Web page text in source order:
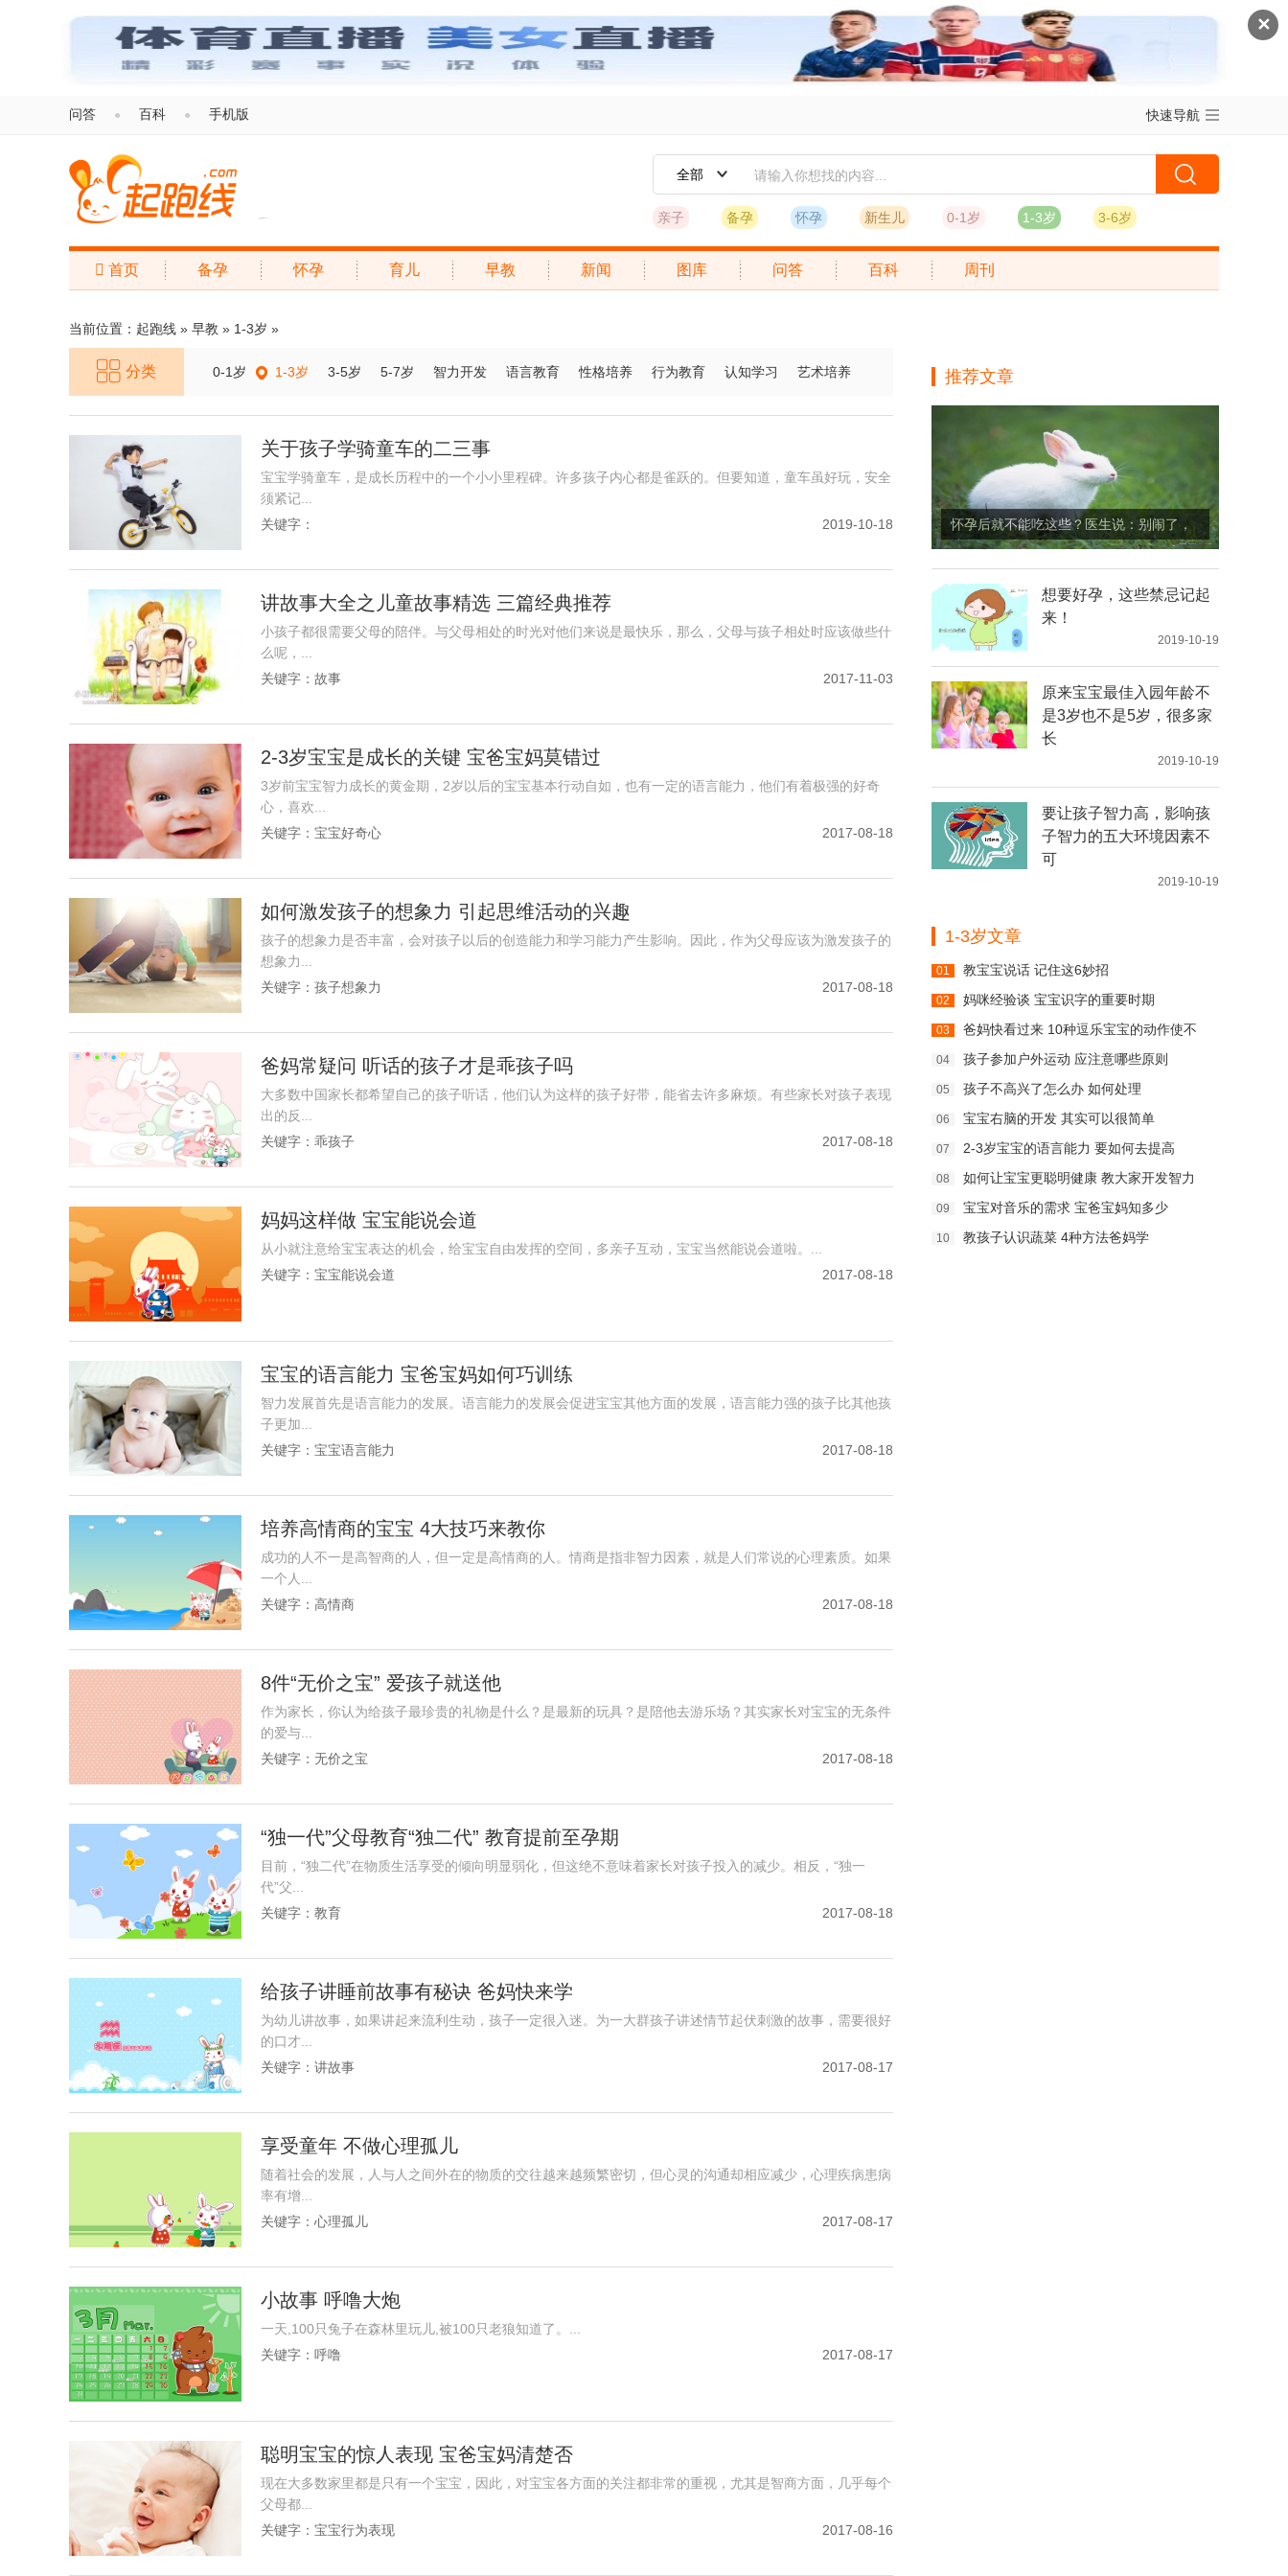
✕
问答 ● 百科 ● 手机版 快速导航
全部
亲子 备孕 怀孕 新生儿 0-1岁 1-3岁 3-6岁
 首页 备孕 怀孕 育儿 早教 新闻 图库 问答 百科 周刊
当前位置： 起跑线 » 早教 » 1-3岁 »
分类 0-1岁 1-3岁 3-5岁 5-7岁 智力开发 语言教育 性格培养 行为教育 认知学习 艺术培养
关于孩子学骑童车的二三事
宝宝学骑童车，是成长历程中的一个小小里程碑。许多孩子内心都是雀跃的。但要知道，童车虽好玩，安全
须紧记...
2019-10-18
关键字：
讲故事大全之儿童故事精选 三篇经典推荐
小孩子都很需要父母的陪伴。与父母相处的时光对他们来说是最快乐，那么，父母与孩子相处时应该做些什
么呢，...
2017-11-03
关键字： 故事
2-3岁宝宝是成长的关键 宝爸宝妈莫错过
3岁前宝宝智力成长的黄金期，2岁以后的宝宝基本行动自如，也有一定的语言能力，他们有着极强的好奇
心，喜欢...
2017-08-18
关键字： 宝宝好奇心
如何激发孩子的想象力 引起思维活动的兴趣
孩子的想象力是否丰富，会对孩子以后的创造能力和学习能力产生影响。因此，作为父母应该为激发孩子的
想象力...
2017-08-18
关键字： 孩子想象力
爸妈常疑问 听话的孩子才是乖孩子吗
大多数中国家长都希望自己的孩子听话，他们认为这样的孩子好带，能省去许多麻烦。有些家长对孩子表现
出的反...
2017-08-18
关键字： 乖孩子
妈妈这样做 宝宝能说会道
从小就注意给宝宝表达的机会，给宝宝自由发挥的空间，多亲子互动，宝宝当然能说会道啦。...
2017-08-18
关键字： 宝宝能说会道
宝宝的语言能力 宝爸宝妈如何巧训练
智力发展首先是语言能力的发展。语言能力的发展会促进宝宝其他方面的发展，语言能力强的孩子比其他孩
子更加...
2017-08-18
关键字： 宝宝语言能力
培养高情商的宝宝 4大技巧来教你
成功的人不一是高智商的人，但一定是高情商的人。情商是指非智力因素，就是人们常说的心理素质。如果
一个人...
2017-08-18
关键字： 高情商
8件“无价之宝” 爱孩子就送他
作为家长，你认为给孩子最珍贵的礼物是什么？是最新的玩具？是陪他去游乐场？其实家长对宝宝的无条件
的爱与...
2017-08-18
关键字： 无价之宝
“独一代”父母教育“独二代” 教育提前至孕期
目前，“独二代”在物质生活享受的倾向明显弱化，但这绝不意味着家长对孩子投入的减少。相反，“独一
代”父...
2017-08-18
关键字： 教育
给孩子讲睡前故事有秘诀 爸妈快来学
为幼儿讲故事，如果讲起来流利生动，孩子一定很入迷。为一大群孩子讲述情节起伏刺激的故事，需要很好
的口才...
2017-08-17
关键字： 讲故事
享受童年 不做心理孤儿
随着社会的发展，人与人之间外在的物质的交往越来越频繁密切，但心灵的沟通却相应减少，心理疾病患病
率有增...
2017-08-17
关键字： 心理孤儿
小故事 呼噜大炮
一天,100只兔子在森林里玩儿,被100只老狼知道了。...
2017-08-17
关键字： 呼噜
聪明宝宝的惊人表现 宝爸宝妈清楚否
现在大多数家里都是只有一个宝宝，因此，对宝宝各方面的关注都非常的重视，尤其是智商方面，几乎每个
父母都...
2017-08-16
关键字： 宝宝行为表现
推荐文章
怀孕后就不能吃这些？医生说：别闹了，
让
想要好孕，这些禁忌记起
来！
2019-10-19
原来宝宝最佳入园年龄不
是3岁也不是5岁，很多家
长
2019-10-19
要让孩子智力高，影响孩
子智力的五大环境因素不
可
2019-10-19
1-3岁文章
01 教宝宝说话 记住这6妙招
02 妈咪经验谈 宝宝识字的重要时期
03 爸妈快看过来 10种逗乐宝宝的动作使不
04 孩子参加户外运动 应注意哪些原则
05 孩子不高兴了怎么办 如何处理
06 宝宝右脑的开发 其实可以很简单
07 2-3岁宝宝的语言能力 要如何去提高
08 如何让宝宝更聪明健康 教大家开发智力
09 宝宝对音乐的需求 宝爸宝妈知多少
10 教孩子认识蔬菜 4种方法爸妈学